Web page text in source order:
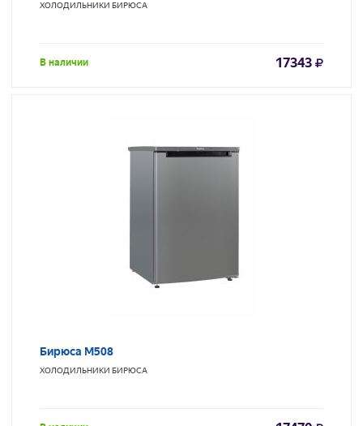
ХОЛОДИЛЬНИКИ БИРЮСА
В наличии 17343
Бирюса М508
ХОЛОДИЛЬНИКИ БИРЮСА